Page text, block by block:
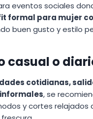
eventos sociales
formal para mujer
buen gusto y estilo
casual o
cotidianas,
, se
y cortes relajados